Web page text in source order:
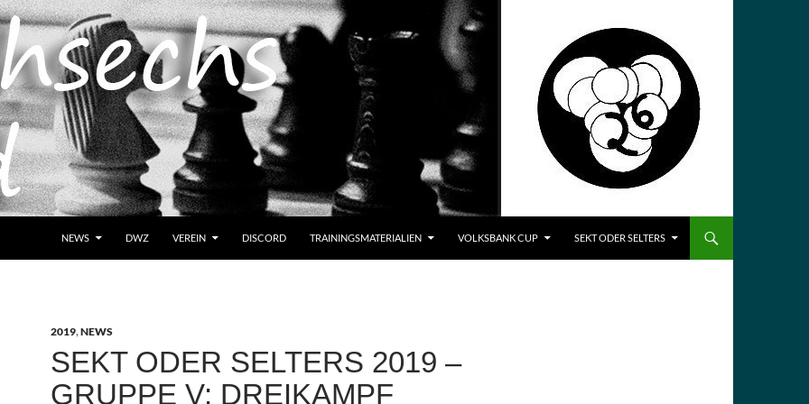
NEWS DWZ VEREIN DISCORD TRAININGSMATERIALIEN VOLKSBANK CUP SEKT ODER SELTERS
2019,NEWS
SEKT ODER SELTERS 2019 –
GRUPPE V: DREIKAMPF